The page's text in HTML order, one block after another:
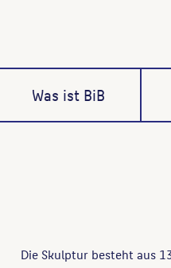
Was ist BiB
Die Skulptur besteht aus